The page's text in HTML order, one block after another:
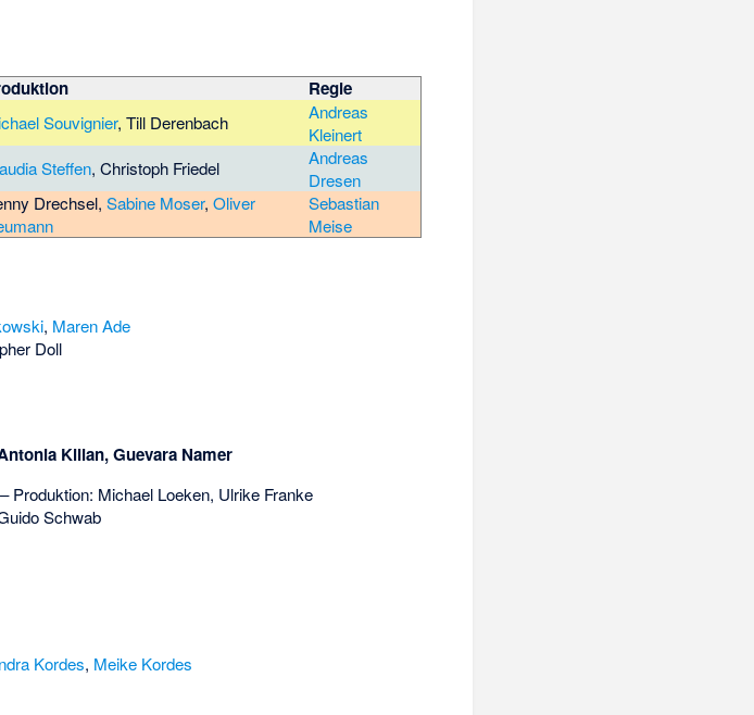
Regie
Souvignier,Till Derenbach
Andreas
Kleinert
Steffen,Christoph Friedel
Andreas
Dresen
Drechsel,Sabine Moser,Oliver
Sebastian
Meise
, Maren Ade
Doll
Kilian,Guevara Namer
– Produktion: Michael Loeken, Ulrike Franke
Schwab
Kordes, Meike Kordes